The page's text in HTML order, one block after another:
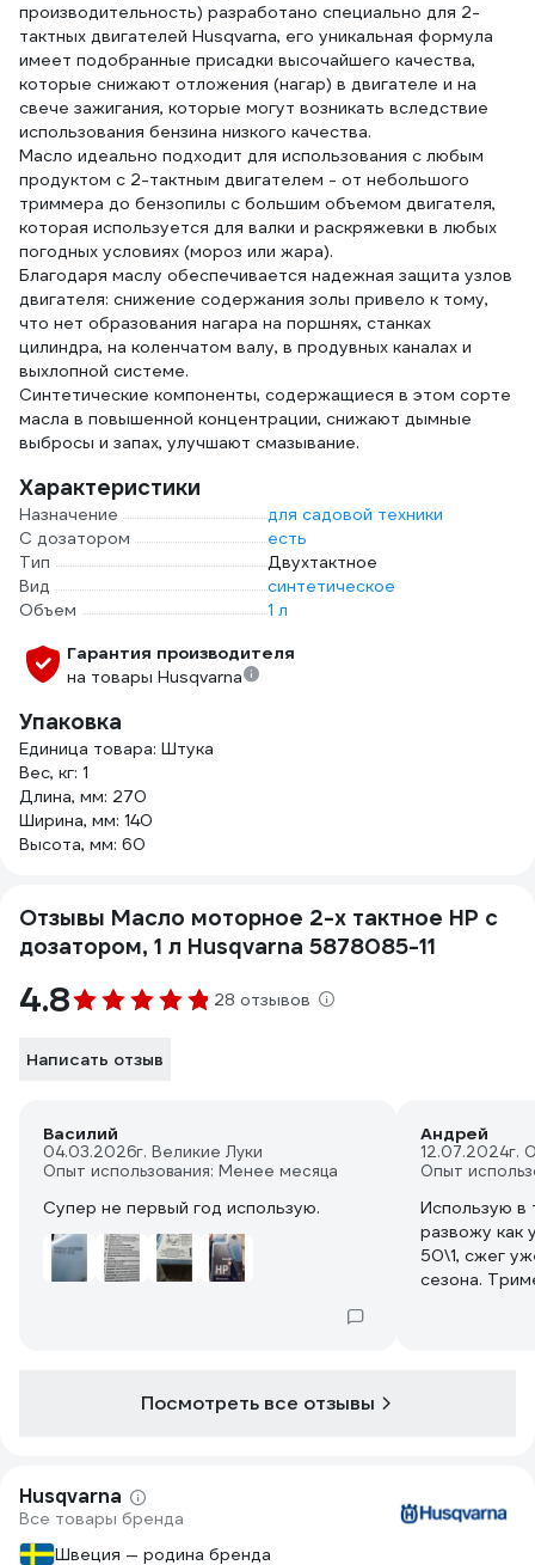
производительность) разработано специально для 2-
тактных двигателей Husqvarna, его уникальная формула
имеет подобранные присадки высочайшего качества,
которые снижают отложения (нагар) в двигателе и на
свече зажигания, которые могут возникать вследствие
использования бензина низкого качества.
Масло идеально подходит для использования с любым
продуктом с 2-тактным двигателем - от небольшого
триммера до бензопилы с большим объемом двигателя,
которая используется для валки и раскряжевки в любых
погодных условиях (мороз или жара).
Благодаря маслу обеспечивается надежная защита узлов
двигателя: снижение содержания золы привело к тому,
что нет образования нагара на поршнях, станках
цилиндра, на коленчатом валу, в продувных каналах и
выхлопной системе.
Синтетические компоненты, содержащиеся в этом сорте
масла в повышенной концентрации, снижают дымные
выбросы и запах, улучшают смазывание.
Характеристики
Назначение
для садовой техники
С дозатором
есть
Тип
Двухтактное
Вид
синтетическое
Объем
1 л
Гарантия производителя
на товары Husqvarna
Упаковка
Единица товара: Штука
Вес, кг: 1
Длина, мм: 270
Ширина, мм: 140
Высота, мм: 60
Отзывы Масло моторное 2-х тактное HP с
дозатором, 1 л Husqvarna 5878085-11
4.8 28 отзывов
Написать отзыв
Василий
04.03.2026г. Великие Луки
Опыт использования: Менее месяца
Супер не первый год использую.
Андрей
12.07.2024г.
Опыт
Использую в
развожу как
50\1, сжег
сезона.
Посмотреть все отзывы
Husqvarna
Все товары бренда
Швеция — родина бренда